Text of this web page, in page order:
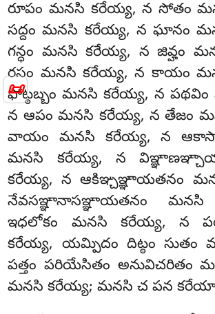
📜
రూపం మనసి కరేయ్య, న సోతం
సద్దం మనసి కరేయ్య, న ఘానం
గన్ధం మనసి కరేయ్య, న జివ్హం
రసం మనసి కరేయ్య, న కాయం
ఫోట్ఠబ్బం మనసి కరేయ్య, న
న ఆపం మనసి కరేయ్య, న తేజం
వాయం మనసి కరేయ్య, న
మనసి కరేయ్య, న
కరేయ్య, న ఆకిఞ్చఞ్ఞాయతనం
నేవసఞ్ఞానాసఞ్ఞాయతనం
ఇధలోకం మనసి కరేయ్య, న
కరేయ్య, యమ్పిదం దిట్ఠం సుతం
పత్తం పరియేసితం అనువిచరితం
మనసి కరేయ్య; మనసి చ పన